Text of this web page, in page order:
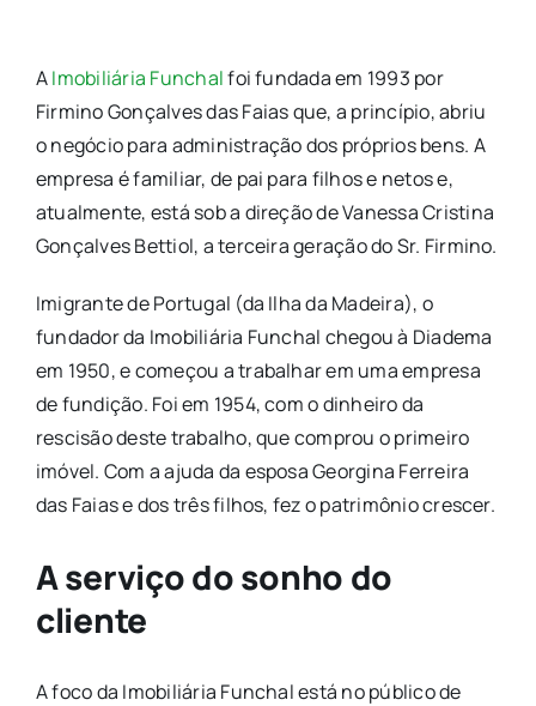
AImobiliária Funchalfoi fundada em 1993 por
Firmino Gonçalves das Faias que, a princípio, abriu
o negócio para administração dos próprios bens. A
empresa é familiar, de pai para filhos e netos e,
atualmente, está sob a direção de Vanessa Cristina
Gonçalves Bettiol, a terceira geração do Sr. Firmino.
Imigrante de Portugal (da Ilha da Madeira), o
fundador da Imobiliária Funchal chegou à Diadema
em 1950, e começou a trabalhar em uma empresa
de fundição. Foi em 1954, com o dinheiro da
rescisão deste trabalho, que comprou o primeiro
imóvel. Com a ajuda da esposa Georgina Ferreira
das Faias e dos três filhos, fez o patrimônio crescer.
A serviço do sonho do
cliente
A foco da Imobiliária Funchal está no público de